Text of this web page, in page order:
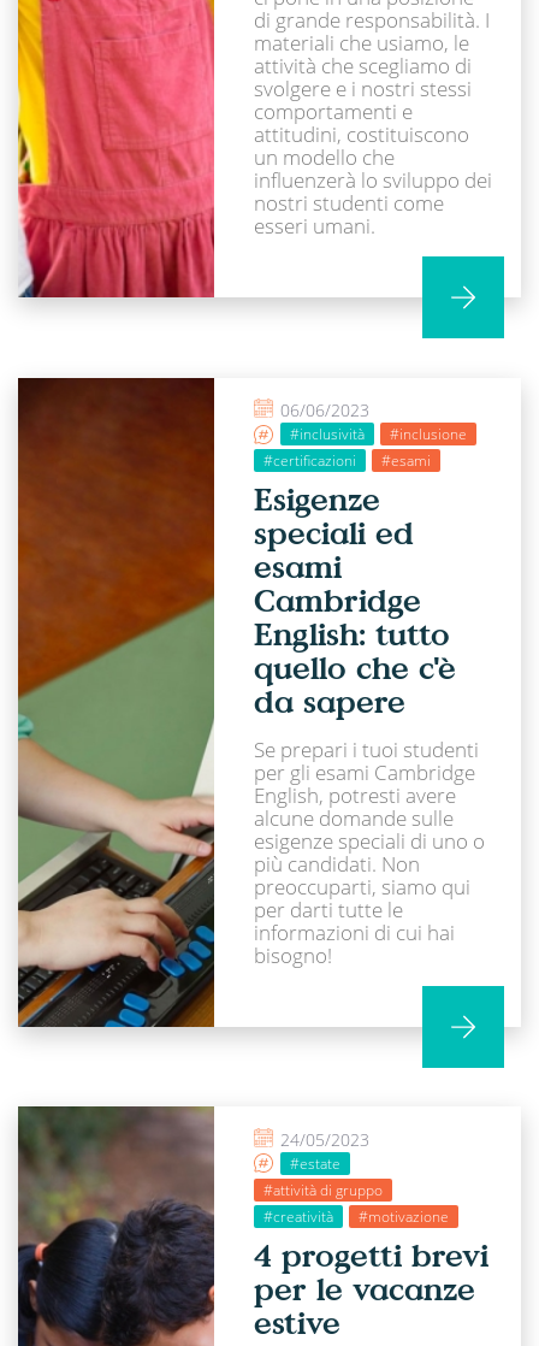
di grande responsabilità. I
materiali che usiamo, le
attività che scegliamo di
svolgere e i nostri stessi
comportamenti e
attitudini, costituiscono
un modello che
influenzerà lo sviluppo dei
nostri studenti come
esseri umani.
06/06/2023
#inclusività
#inclusione
#certificazioni
#esami
Esigenze
speciali ed
esami
Cambridge
English: tutto
quello che c'è
da sapere
Se prepari i tuoi studenti
per gli esami Cambridge
English, potresti avere
alcune domande sulle
esigenze speciali di uno o
più candidati. Non
preoccuparti, siamo qui
per darti tutte le
informazioni di cui hai
bisogno!
24/05/2023
#estate
#attività di gruppo
#creatività
#motivazione
4 progetti brevi
per le vacanze
estive